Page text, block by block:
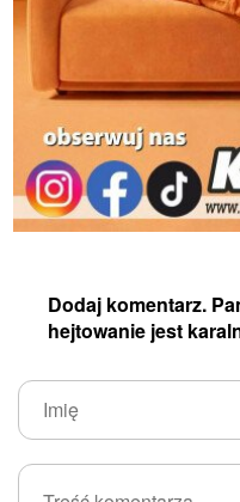
Dodaj komentarz.
hejtowanie jest